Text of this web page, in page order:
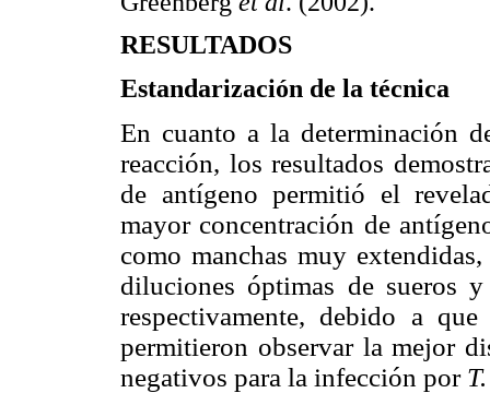
RESULTADOS
Estandarización de la técnica
En cuanto a la determinación
reacción, los resultados
de antígeno permitió el
mayor concentración de
como manchas muy
diluciones óptimas de sueros
respectivamente, debido a
permitieron observar la mejor
negativos para la infección por